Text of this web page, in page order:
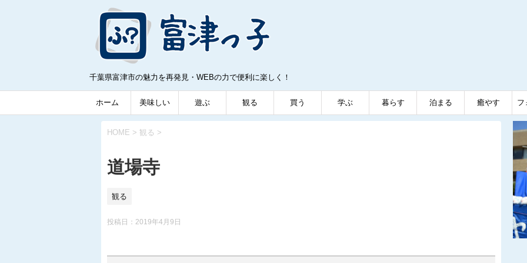
千葉県富津市の魅力を再発見・WEBの力で便利に楽しく！
ホーム 美味しい 遊ぶ 観る 買う 学ぶ 暮らす 泊まる 癒やす フ
HOME > 観る >
道場寺
観る
投稿日： 2019年4月9日